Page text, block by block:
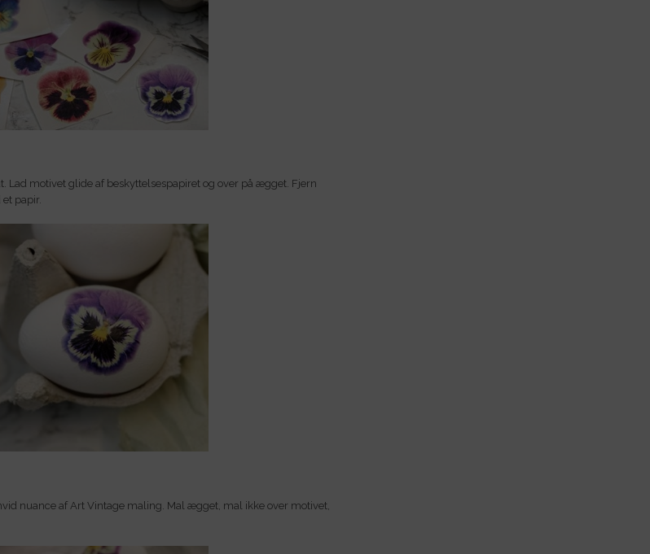
Lad motivet glide af beskyttelsespapiret og over på ægget. Fjern
papir.
nuance af Art Vintage maling. Mal ægget, mal ikke over motivet,